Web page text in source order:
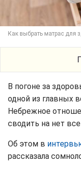
Как выбрать матрас для
В погоне за
одной из главных
Небрежное
сводить на нет
Об этом в
рассказала